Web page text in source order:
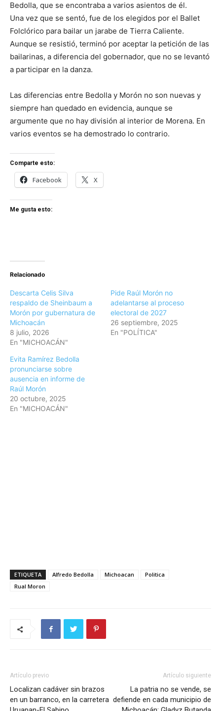
Bedolla, que se encontraba a varios asientos de él.
Una vez que se sentó, fue de los elegidos por el Ballet
Folclórico para bailar un jarabe de Tierra Caliente.
Aunque se resistió, terminó por aceptar la petición de las
bailarinas, a diferencia del gobernador, que no se levantó
a participar en la danza.
Las diferencias entre Bedolla y Morón no son nuevas y
siempre han quedado en evidencia, aunque se
argumente que no hay división al interior de Morena. En
varios eventos se ha demostrado lo contrario.
Comparte esto:
Facebook X
Me gusta esto:
Relacionado
Descarta Celis Silva
respaldo de Sheinbaum a
Morón por gubernatura de
Michoacán
8 julio, 2026
En "MICHOACÁN"
Pide Raúl Morón no
adelantarse al proceso
electoral de 2027
26 septiembre, 2025
En "POLÍTICA"
Evita Ramírez Bedolla
pronunciarse sobre
ausencia en informe de
Raúl Morón
20 octubre, 2025
En "MICHOACÁN"
ETIQUETA Alfredo Bedolla Michoacan
Politica
Rual Moron
Artículo previo
Localizan cadáver sin brazos
en un barranco, en la carretera
Artículo siguiente
La patria no se vende, se
defiende en cada municipio de